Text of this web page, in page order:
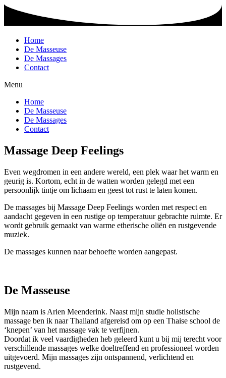
Home
De Masseuse
De Massages
Contact
Menu
Home
De Masseuse
De Massages
Contact
Massage Deep Feelings
Even wegdromen in een andere wereld, een plek waar het warm en
geurig is. Kortom, echt in de watten worden gelegd met een
persoonlijk tintje om lichaam en geest tot rust te laten komen.
De massages bij Massage Deep Feelings worden met respect en
aandacht gegeven in een rustige op temperatuur gebrachte ruimte. Er
wordt gebruik gemaakt van warme etherische oliën en rustgevende
muziek.
De massages kunnen naar behoefte worden aangepast.
De Masseuse
Mijn naam is Arien Meenderink. Naast mijn studie holistische
massage ben ik naar Thailand afgereisd om op een Thaise school de
‘knepen’ van het massage vak te verfijnen.
Doordat ik veel vaardigheden heb geleerd kunt u bij mij terecht voor
verschillende massages welke doeltreffend en professioneel worden
uitgevoerd. Mijn massages zijn ontspannend, verlichtend en
rustgevend.